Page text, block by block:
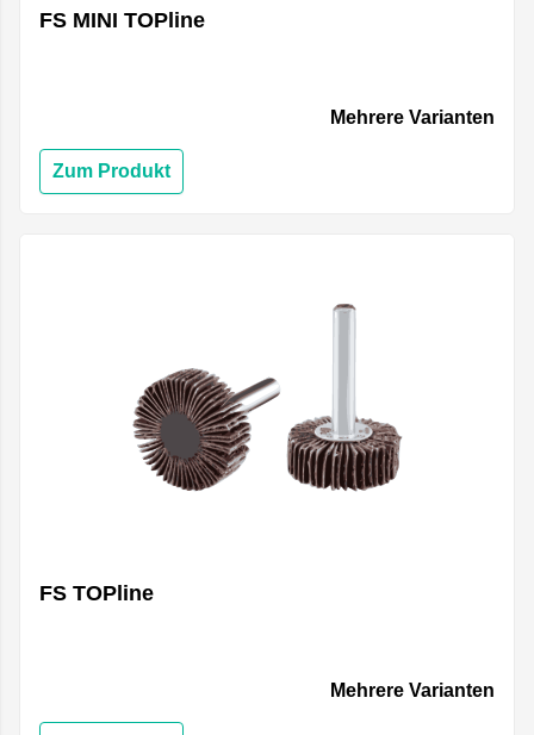
FS MINI TOPline
Mehrere Varianten
Zum Produkt
FS TOPline
Mehrere Varianten